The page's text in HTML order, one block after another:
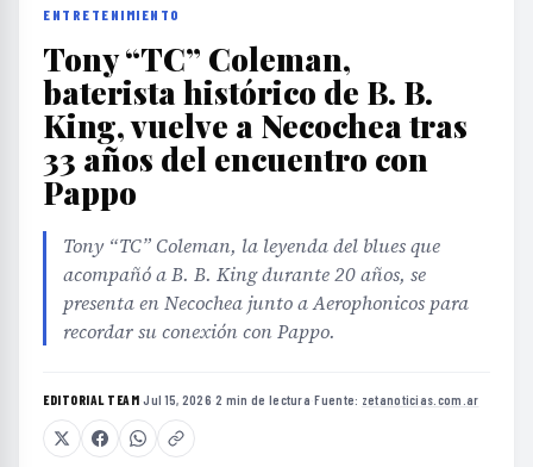
ENTRETENIMIENTO
Tony “TC” Coleman,
baterista histórico de B. B.
King, vuelve a Necochea tras
33 años del encuentro con
Pappo
Tony “TC” Coleman, la leyenda del blues que
acompañó a B. B. King durante 20 años, se
presenta en Necochea junto a Aerophonicos para
recordar su conexión con Pappo.
EDITORIAL TEAM·Jul 15, 2026·2 min de lectura·Fuente: zetanoticias.com.ar